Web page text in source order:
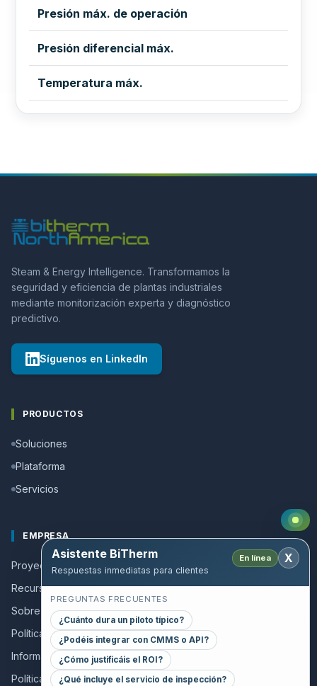
Presión máx. de operación
Presión diferencial máx.
Temperatura máx.
Steam & Energy Intelligence. Transformamos la
seguridad y eficiencia de plantas industriales
mediante monitorización experta y diagnóstico
predictivo.
Síguenos en LinkedIn
PRODUCTOS
Soluciones
Plataforma
Servicios
EMPRESA
Proyectos de éxito
Recursos y Guías
Sobre nosotros
Política de calidad
Información a colaboradores
Política de privacidad
Asistente BiTherm
Respuestas inmediatas para clientes
En línea X
PREGUNTAS FRECUENTES
¿Cuánto dura un piloto típico?
¿Podéis integrar con CMMS o API?
¿Cómo justificáis el ROI?
¿Qué incluye el servicio de inspección?